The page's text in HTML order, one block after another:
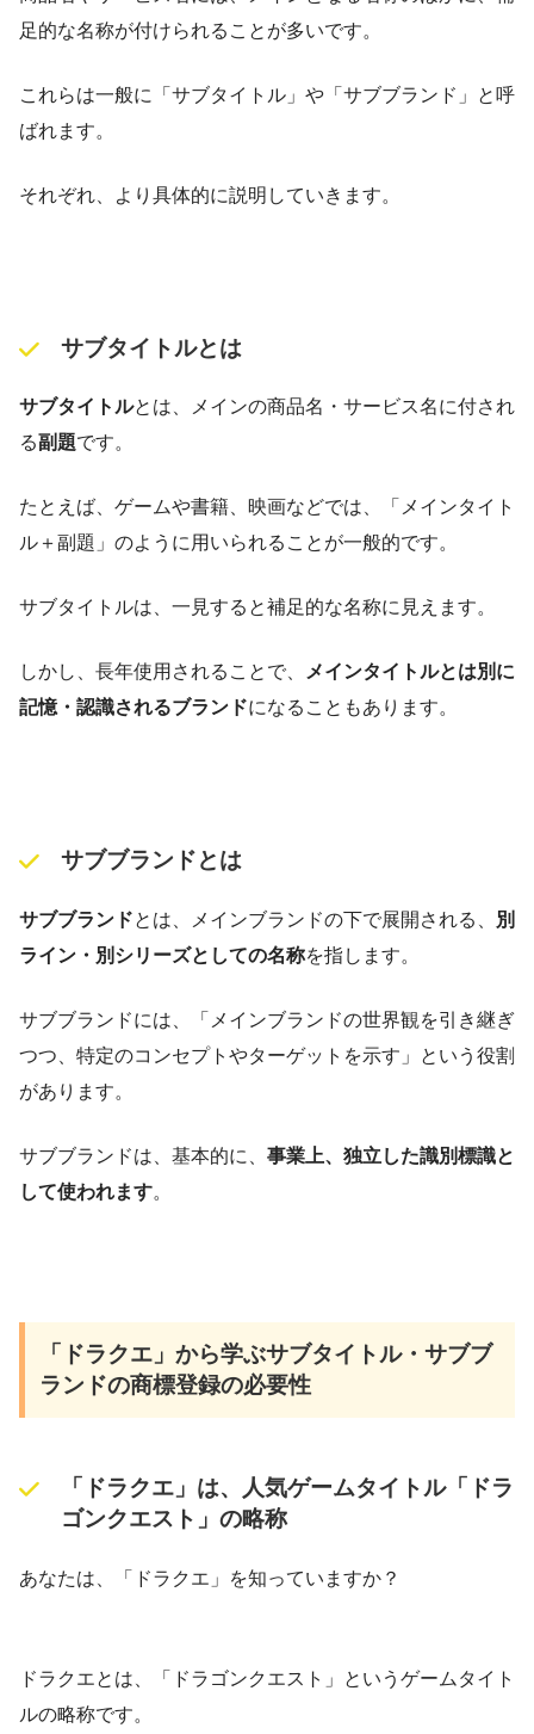
足的な名称が付けられることが多いです。
これらは一般に「サブタイトル」や「サブブランド」と呼
ばれます。
それぞれ、より具体的に説明していきます。
サブタイトルとは
サブタイトルとは、メインの商品名・サービス名に付され
る副題です。
たとえば、ゲームや書籍、映画などでは、「メインタイト
ル＋副題」のように用いられることが一般的です。
サブタイトルは、一見すると補足的な名称に見えます。
しかし、長年使用されることで、 メインタイトルとは別に
記憶・認識されるブランドになることもあります。
サブブランドとは
サブブランドとは、メインブランドの下で展開される、
別
ライン・別シリーズとしての名称を指します。
サブブランドには、「メインブランドの世界観を引き継ぎ
つつ、特定のコンセプトやターゲットを示す」という役割
があります。
サブブランドは、基本的に、 事業上、独立した識別標識と
して使われます。
「ドラクエ」から学ぶサブタイトル・サブブ
ランドの商標登録の必要性
「ドラクエ」は、人気ゲームタイトル「ドラ
ゴンクエスト」の略称
あなたは、「ドラクエ」を知っていますか？
ドラクエとは、「ドラゴンクエスト」というゲームタイト
ルの略称です。